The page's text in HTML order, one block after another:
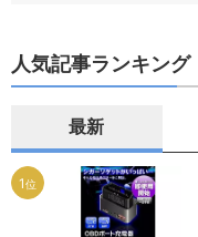
人気記事ランキング
最新
1位